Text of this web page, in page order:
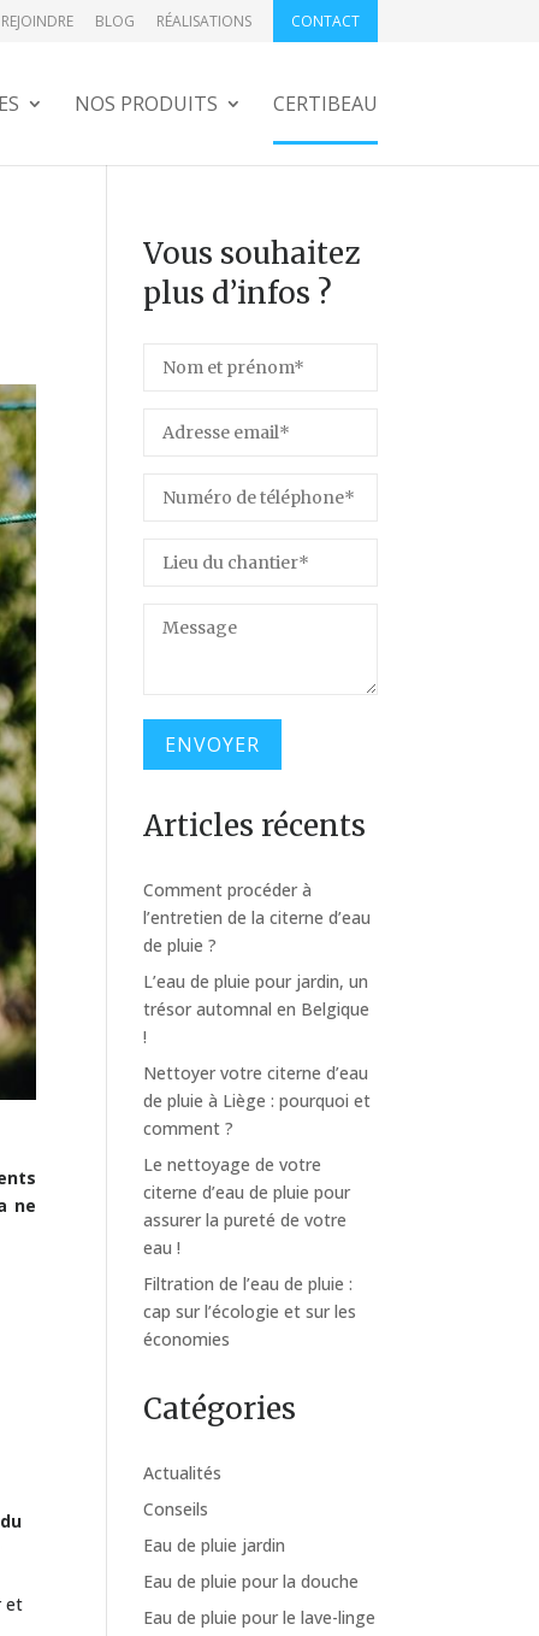
BLOG RÉALISATIONS CONTACT
NOS PRODUITS CERTIBEAU
ne
et
Vous souhaitez
plus d’infos ?
Articles récents
Comment procéder à
l’entretien de la citerne d’eau
de pluie ?
L’eau de pluie pour jardin, un
trésor automnal en Belgique
!
Nettoyer votre citerne d’eau
de pluie à Liège : pourquoi et
comment ?
Le nettoyage de votre
citerne d’eau de pluie pour
assurer la pureté de votre
eau !
Filtration de l’eau de pluie :
cap sur l’écologie et sur les
économies
Catégories
Actualités
Conseils
Eau de pluie jardin
Eau de pluie pour la douche
Eau de pluie pour le lave-linge